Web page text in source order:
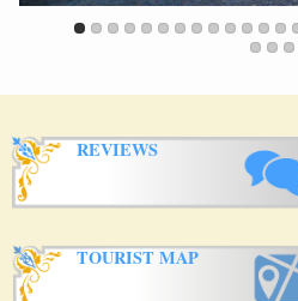
REVIEWS
TOURIST MAP